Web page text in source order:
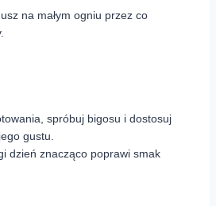
na małym ogniu przez co
spróbuj bigosu i dostosuj
gustu.
dzień znacząco poprawi smak